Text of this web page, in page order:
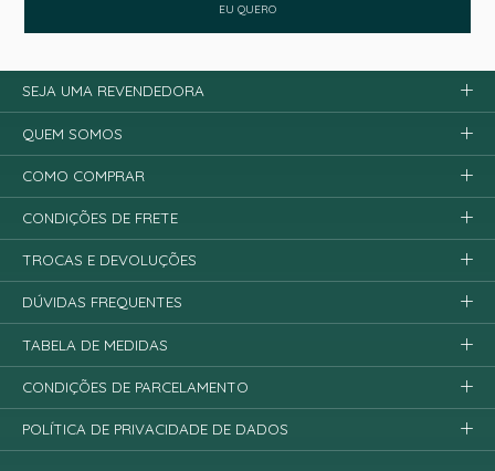
EU QUERO
SEJA UMA REVENDEDORA
QUEM SOMOS
COMO COMPRAR
CONDIÇÕES DE FRETE
TROCAS E DEVOLUÇÕES
DÚVIDAS FREQUENTES
TABELA DE MEDIDAS
CONDIÇÕES DE PARCELAMENTO
POLÍTICA DE PRIVACIDADE DE DADOS